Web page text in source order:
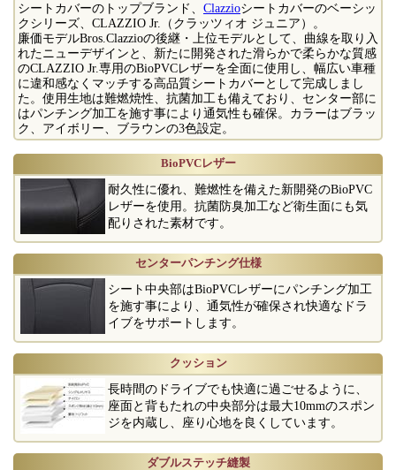
シートカバーのトップブランド、 Clazzioシートカバーのベーシッ
クシリーズ、CLAZZIO Jr.（クラッツィオ ジュニア）。
廉価モデルBros.Clazzioの後継・上位モデルとして、曲線を取り入
れたニューデザインと、新たに開発された滑らかで柔らかな質感
のCLAZZIO Jr.専用のBioPVCレザーを全面に使用し、幅広い車種
に違和感なくマッチする高品質シートカバーとして完成しまし
た。使用生地は難燃焼性、抗菌加工も備えており、センター部に
はパンチング加工を施す事により通気性も確保。カラーはブラッ
ク、アイボリー、ブラウンの3色設定。
BioPVCレザー
耐久性に優れ、難燃性を備えた新開発のBioPVC
レザーを使用。抗菌防臭加工など衛生面にも気
配りされた素材です。
センターパンチング仕様
シート中央部はBioPVCレザーにパンチング加工
を施す事により、通気性が確保され快適なドラ
イブをサポートします。
クッション
長時間のドライブでも快適に過ごせるように、
座面と背もたれの中央部分は最大10mmのスポン
ジを内蔵し、座り心地を良くしています。
ダブルステッチ縫製